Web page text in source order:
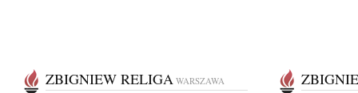
ZBIGNIEW RELIGA WARSZAWA